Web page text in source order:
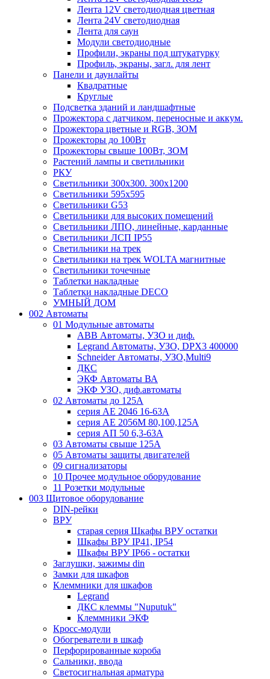
Лента 12V светодиодная цветная
Лента 24V светодиодная
Лента для саун
Модули светодиодные
Профили, экраны под штукатурку
Профиль, экраны, загл. для лент
Панели и даунлайты
Квадратные
Круглые
Подсветка зданий и ландшафтные
Прожектора с датчиком, переносные и аккум.
Прожектора цветные и RGB, ЗОМ
Прожекторы до 100Вт
Прожекторы свыше 100Вт, ЗОМ
Растений лампы и светильники
РКУ
Светильники 300х300. 300х1200
Светильники 595х595
Светильники G53
Светильники для высоких помещений
Светильники ЛПО, линейные, карданные
Светильники ЛСП IP55
Светильники на трек
Светильники на трек WOLTA магнитные
Светильники точечные
Таблетки накладные
Таблетки накладные DECO
УМНЫЙ ДОМ
002 Автоматы
01 Модульные автоматы
ABB Автоматы, УЗО и диф.
Legrand Автоматы, УЗО, DPX3 400000
Schneider Автоматы, УЗО,Multi9
ДКС
ЭКФ Автоматы ВА
ЭКФ УЗО, диф.автоматы
02 Автоматы до 125А
серия АЕ 2046 16-63А
серия АЕ 2056М 80,100,125А
серия АП 50 6,3-63А
03 Автоматы свыше 125А
05 Автоматы защиты двигателей
09 сигнализаторы
10 Прочее модульное оборудование
11 Розетки модульные
003 Щитовое оборудование
DIN-рейки
ВРУ
старая серия Шкафы ВРУ остатки
Шкафы ВРУ IP41, IP54
Шкафы ВРУ IP66 - остатки
Заглушки, зажимы din
Замки для шкафов
Клеммники для шкафов
Legrand
ДКС клеммы "Nuputuk"
Клеммники ЭКФ
Кросс-модули
Обогреватели в шкаф
Перфорированные короба
Сальники, ввода
Светосигнальная арматура